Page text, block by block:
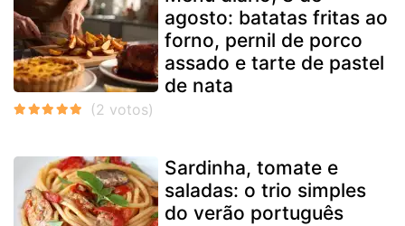
agosto: batatas fritas ao
forno, pernil de porco
assado e tarte de pastel
de nata
Sardinha, tomate e
saladas: o trio simples
do verão português